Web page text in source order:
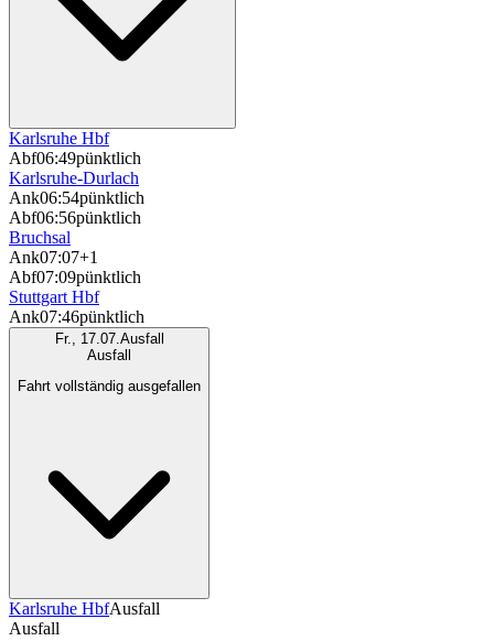
Karlsruhe Hbf
Abf06:49pünktlich
Karlsruhe-Durlach
Ank06:54pünktlich
Abf06:56pünktlich
Bruchsal
Ank07:07+1
Abf07:09pünktlich
Stuttgart Hbf
Ank07:46pünktlich
Fr., 17.07.Ausfall
Ausfall
Fahrt vollständig ausgefallen
Karlsruhe HbfAusfall
Ausfall